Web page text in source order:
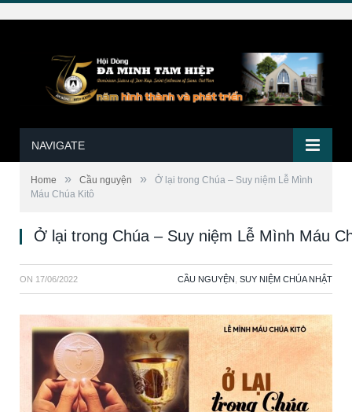
NAVIGATE
Home » Cầu nguyện »
Ở lại trong Chúa – Suy niệm Lễ Mình
Máu Chúa Kitô
Ở lại trong Chúa – Suy niệm Lễ Mình Máu
ON 17/06/2022 CẦU NGUYỆN SUY NIỆM CHÚA NHẬT